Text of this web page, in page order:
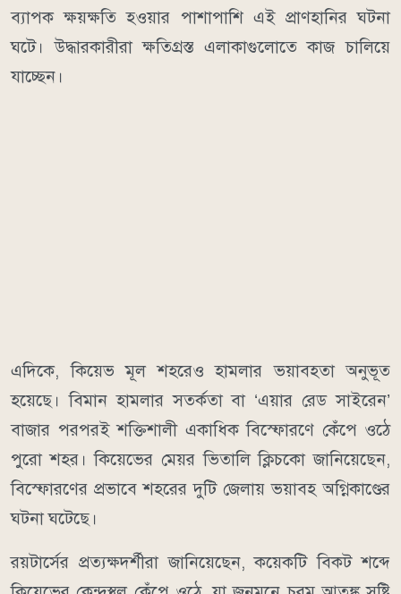
ব্যাপক ক্ষয়ক্ষতি হওয়ার পাশাপাশি এই প্রাণহানির ঘটনা
ঘটে। উদ্ধারকারীরা ক্ষতিগ্রস্ত এলাকাগুলোতে কাজ চালিয়ে
যাচ্ছেন।
এদিকে, কিয়েভ মূল শহরেও হামলার ভয়াবহতা অনুভূত
হয়েছে। বিমান হামলার সতর্কতা বা ‘এয়ার রেড সাইরেন’
বাজার পরপরই শক্তিশালী একাধিক বিস্ফোরণে কেঁপে ওঠে
পুরো শহর। কিয়েভের মেয়র ভিতালি ক্লিচকো জানিয়েছেন,
বিস্ফোরণের প্রভাবে শহরের দুটি জেলায় ভয়াবহ অগ্নিকাণ্ডের
ঘটনা ঘটেছে।
রয়টার্সের প্রত্যক্ষদর্শীরা জানিয়েছেন, কয়েকটি বিকট শব্দে